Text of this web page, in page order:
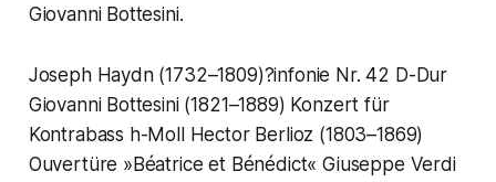
Giovanni Bottesini.
Joseph Haydn (1732–1809)?infonie Nr. 42 D-Dur
Giovanni Bottesini (1821–1889) Konzert für
Kontrabass h-Moll Hector Berlioz (1803–1869)
Ouvertüre »Béatrice et Bénédict« Giuseppe Verdi